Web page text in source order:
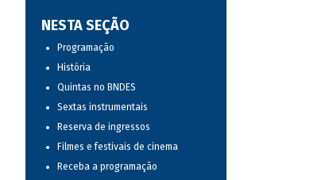
NESTA SEÇÃO
Programação
História
Quintas no BNDES
Sextas instrumentais
Reserva de ingressos
Filmes e festivais de cinema
Receba a programação